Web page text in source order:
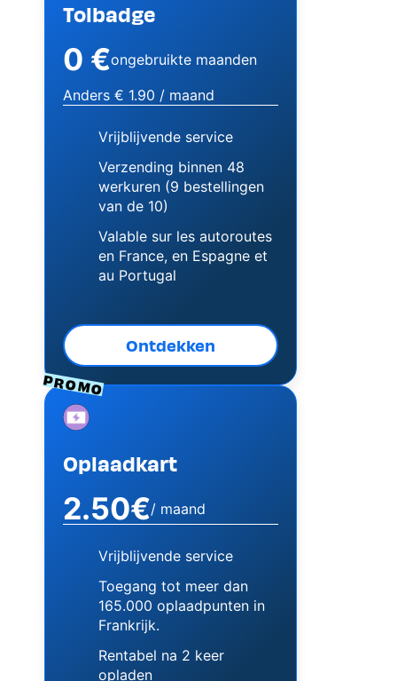
Tolbadge
0 €ongebruikte maanden
Anders € 1.90 / maand
Vrijblijvende service
Verzending binnen 48
werkuren (9 bestellingen
van de 10)
Valable sur les autoroutes
en France, en Espagne et
au Portugal
Ontdekken
PROMO
Image
Oplaadkart
2.50€/ maand
Vrijblijvende service
Toegang tot meer dan
165.000 oplaadpunten in
Frankrijk.
Rentabel na 2 keer
opladen